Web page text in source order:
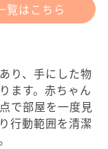
覧はこちら
り、手にした物
ます。赤ちゃん
で部屋を一度見
行動範囲を清潔